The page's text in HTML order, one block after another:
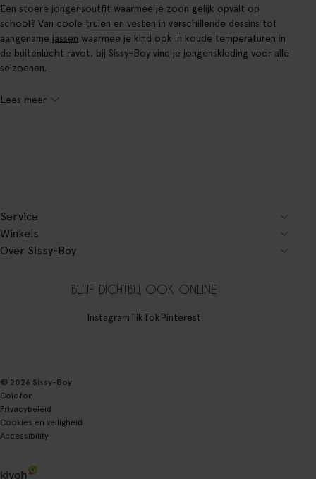
Een stoere jongensoutfit waarmee je zoon gelijk opvalt op
school? Van coole truien en vesten in verschillende dessins tot
aangename jassen waarmee je kind ook in koude temperaturen in
de buitenlucht ravot, bij Sissy-Boy vind je jongenskleding voor alle
seizoenen.
Lees meer
Service
Winkels
Over Sissy-Boy
BLIJF DICHTBIJ, OOK ONLINE
InstagramTikTokPinterest
© 2026 Sissy-Boy
Colofon
Privacybeleid
Cookies en veiligheid
Accessibility